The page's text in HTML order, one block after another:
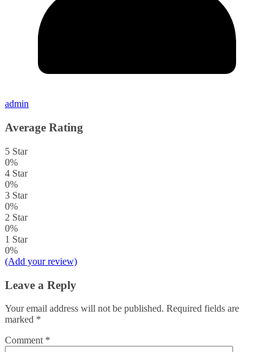
admin
Average Rating
5 Star
0%
4 Star
0%
3 Star
0%
2 Star
0%
1 Star
0%
(Add your review)
Leave a Reply
Your email address will not be published. Required fields are
marked *
Comment *